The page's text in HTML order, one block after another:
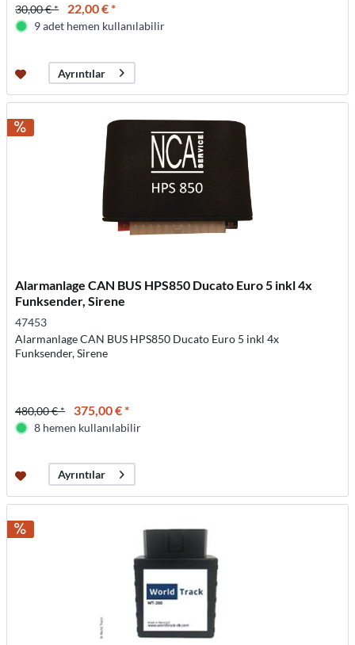
30,00 € * 22,00 € *
9 adet hemen kullanılabilir
Ayrıntılar
Alarmanlage CAN BUS HPS850 Ducato Euro 5 inkl 4x
Funksender, Sirene
47453
Alarmanlage CAN BUS HPS850 Ducato Euro 5 inkl 4x
Funksender, Sirene
480,00 € * 375,00 € *
8 hemen kullanılabilir
Ayrıntılar